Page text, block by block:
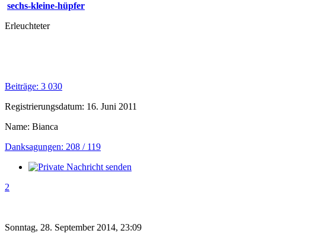
sechs-kleine-hüpfer
Erleuchteter
Beiträge: 3 030
Registrierungsdatum: 16. Juni 2011
Name: Bianca
Danksagungen: 208 / 119
2
Sonntag, 28. September 2014, 23:09